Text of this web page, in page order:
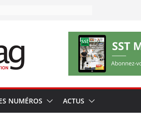
NUMÉROS ACTUS